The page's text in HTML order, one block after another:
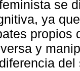
se
ya
propios
y